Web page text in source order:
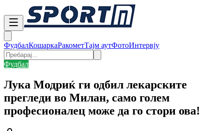
ФудбалКошаркаРакометТајм аутФотоИнтервју
Фудбал
Лука Модриќ ги одбил лекарските
прегледи во Милан, само голем
професионалец може да го стори ова!